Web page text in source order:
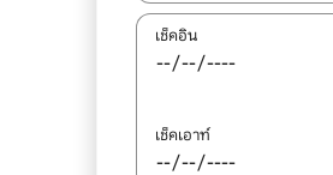
เช็คอิน
เช็คเอาท์